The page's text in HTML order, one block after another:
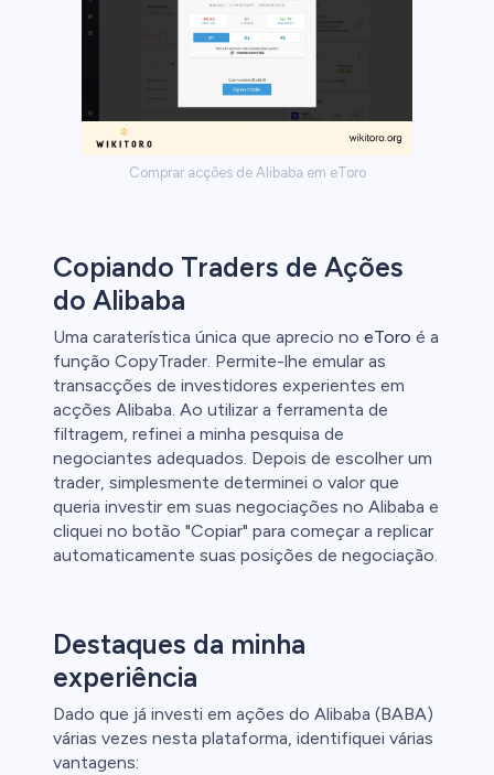
Comprar acções de Alibaba em eToro
Copiando Traders de Ações
do Alibaba
Uma caraterística única que aprecio no eToro é a
função CopyTrader. Permite-lhe emular as
transacções de investidores experientes em
acções Alibaba. Ao utilizar a ferramenta de
filtragem, refinei a minha pesquisa de
negociantes adequados. Depois de escolher um
trader, simplesmente determinei o valor que
queria investir em suas negociações no Alibaba e
cliquei no botão "Copiar" para começar a replicar
automaticamente suas posições de negociação.
Destaques da minha
experiência
Dado que já investi em ações do Alibaba (BABA)
várias vezes nesta plataforma, identifiquei várias
vantagens: